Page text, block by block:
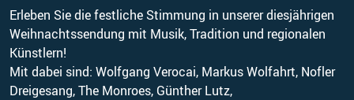
Erleben Sie die festliche Stimmung in unserer diesjährigen
Weihnachtssendung mit Musik, Tradition und regionalen
Künstlern!
Mit dabei sind: Wolfgang Verocai, Markus Wolfahrt, Nofler
Dreigesang, The Monroes, Günther Lutz,